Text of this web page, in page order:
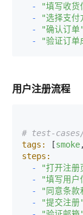
-
"填写收货
-
"选择支付
-
"确认订单"
-
"验证订单
用户注册流程
# test-
tags:
[smoke
steps:
-
"打开注册
-
"填写用户
-
"同意条款
-
"提交注册"